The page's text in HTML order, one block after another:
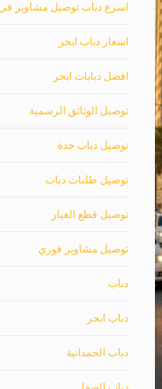
اسرع دباب توصيل مشاوير
اسعار دباب ابحر
افضل دبابات ابحر
توصيل الوثائق الرسمية
توصيل دباب جدة
توصيل طلبات دباب
توصيل قطع الغيار
توصيل مشاوير فوري
دباب
دباب ابحر
دباب الحمدانية